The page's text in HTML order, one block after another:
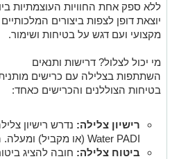
ללא ספק אחת החוויות העוצמתיות
יוצאת דופן לצפות ביצורים
מקצועי ועם דגש על בטיחות ושימור.
מי יכול לצלול? דרישות ותנאים
השתתפות בצלילה עם כרישים
בטיחות הצוללנים והכרישים כאחד:
רישיון צלילה:
Water PADI (או מקביל) ומעלה. הצלילה מתאימה לצוללנים מנוסים יחסית.
ביטוח צלילה: חובה להציג